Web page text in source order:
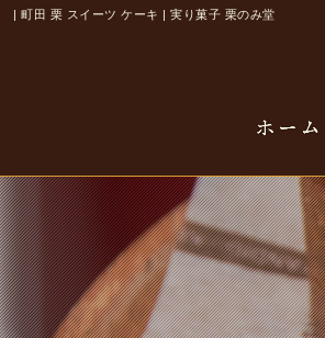
| 町田 栗 スイーツ ケーキ | 実り菓子 栗のみ堂